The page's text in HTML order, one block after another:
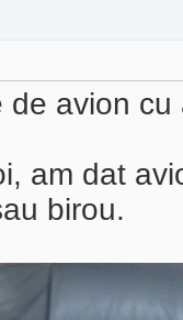
de avion
am dat
birou.